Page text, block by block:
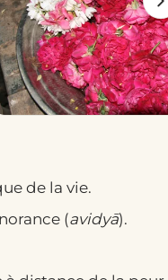
de la vie.
(avidyā).